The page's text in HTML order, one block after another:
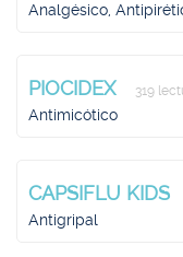
Analgésico,
PIOCIDEX 319
Antimicótico
CAPSIFLU KIDS
Antigripal